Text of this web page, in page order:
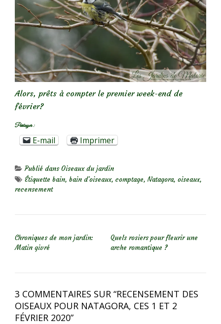
Alors, prêts à compter le premier week-end de
février?
Partager :
E-mail Imprimer
Publié dansOiseaux du jardin
Étiquette bain, bain d'oiseaux, comptage, Natagora, oiseaux,
recensement
Chroniques de mon jardin:
Matin givré
Quels rosiers pour fleurir une
arche romantique ?
3 COMMENTAIRES SUR “RECENSEMENT DES
OISEAUX POUR NATAGORA, CES 1 ET 2
FÉVRIER 2020”